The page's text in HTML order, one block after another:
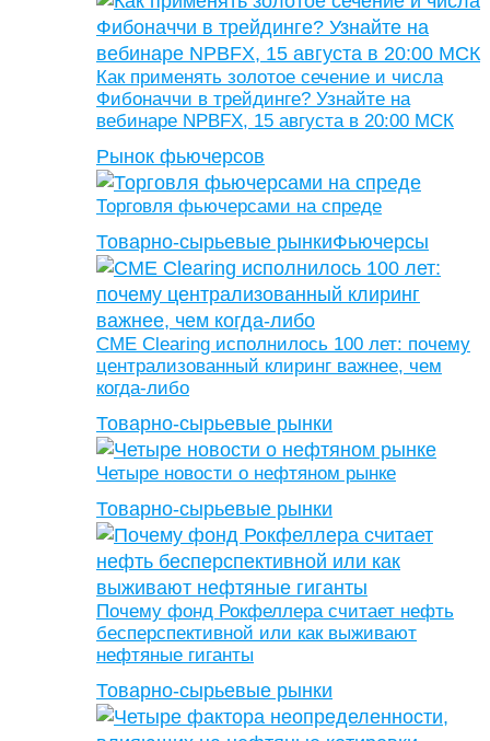
Как применять золотое сечение и числа
Фибоначчи в трейдинге? Узнайте на
вебинаре NPBFX, 15 августа в 20:00 МСК
Рынок фьючерсов
Торговля фьючерсами на спреде
Товарно-сырьевые рынкиФьючерсы
CME Clearing исполнилось 100 лет: почему
централизованный клиринг важнее, чем
когда-либо
Товарно-сырьевые рынки
Четыре новости о нефтяном рынке
Товарно-сырьевые рынки
Почему фонд Рокфеллера считает нефть
бесперспективной или как выживают
нефтяные гиганты
Товарно-сырьевые рынки